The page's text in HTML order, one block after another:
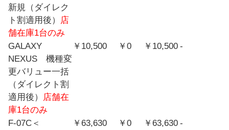
新規（ダイレク
ト割適用後）
店
舗在庫1台のみ
GALAXY
NEXUS 機種変
更バリュー一括
（ダイレクト割
適用後）
店舗在
庫1台のみ
￥10,500 ￥0 ￥10,500 -
F-07C＜ ￥63,630 ￥0 ￥63,630 -